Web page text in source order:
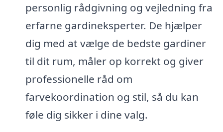
personlig rådgivning og vejledning fra
erfarne gardineksperter. De hjælper
dig med at vælge de bedste gardiner
til dit rum, måler op korrekt og giver
professionelle råd om
farvekoordination og stil, så du kan
føle dig sikker i dine valg.